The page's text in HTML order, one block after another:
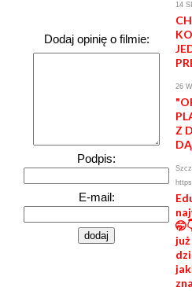
Dodaj opinię o filmie:
Podpis:
E-mail:
14
26
Z